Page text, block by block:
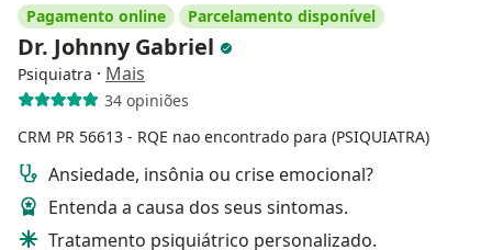
Pagamento online Parcelamento disponível
Dr. Johnny Gabriel
Psiquiatra · Mais
34 opiniões
CRM PR 56613 - RQE nao encontrado para (PSIQUIATRA)
Ansiedade, insônia ou crise emocional?
Entenda a causa dos seus sintomas.
Tratamento psiquiátrico personalizado.